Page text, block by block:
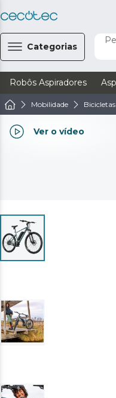
Categorias
Robôs Aspiradores
Mobilidade
Ver o vídeo